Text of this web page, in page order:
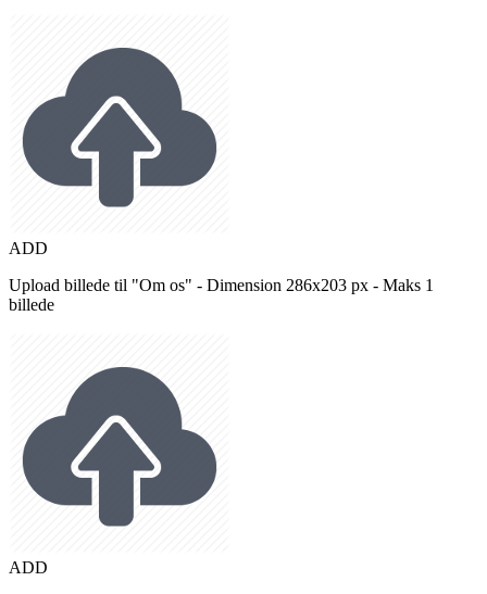
ADD
Upload billede til "Om os" - Dimension 286x203 px - Maks 1
billede
ADD